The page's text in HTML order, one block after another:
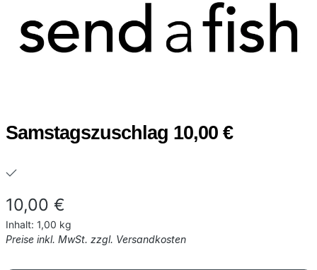
Samstagszuschlag 10,00 €
Regulärer Preis:
10,00 €
Inhalt: 1,00 kg
Preise inkl. MwSt. zzgl. Versandkosten